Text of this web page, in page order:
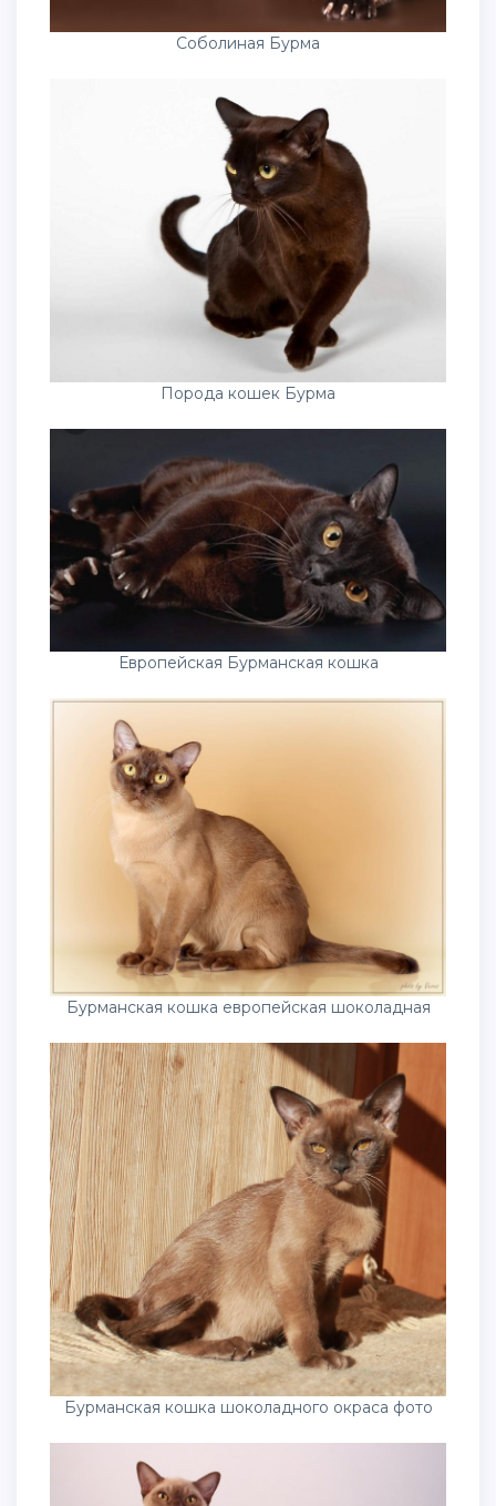
Соболиная Бурма
Порода кошек Бурма
Европейская Бурманская кошка
Бурманская кошка европейская шоколадная
Бурманская кошка шоколадного окраса фото